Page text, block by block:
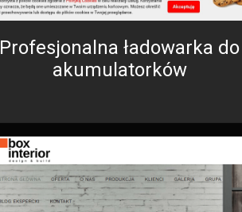
Profesjonalna ładowarka do
akumulatorków